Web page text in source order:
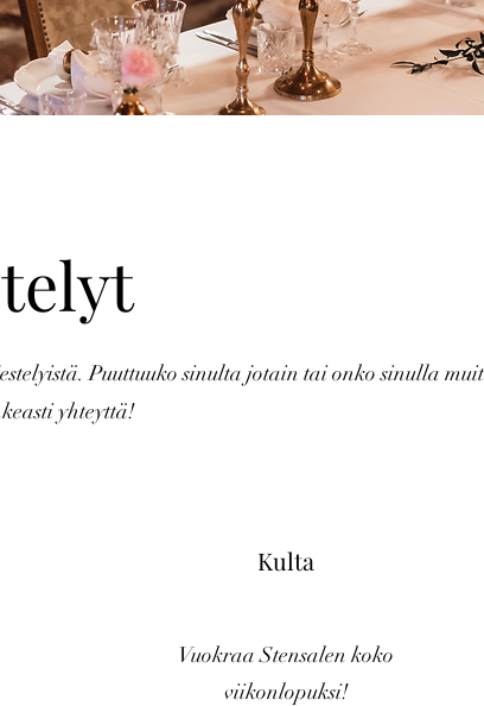
Puuttuuko sinulta jotain tai onko sinulla
yhteyttä!
Kulta
Vuokraa Stensalen koko
viikonlopuksi!